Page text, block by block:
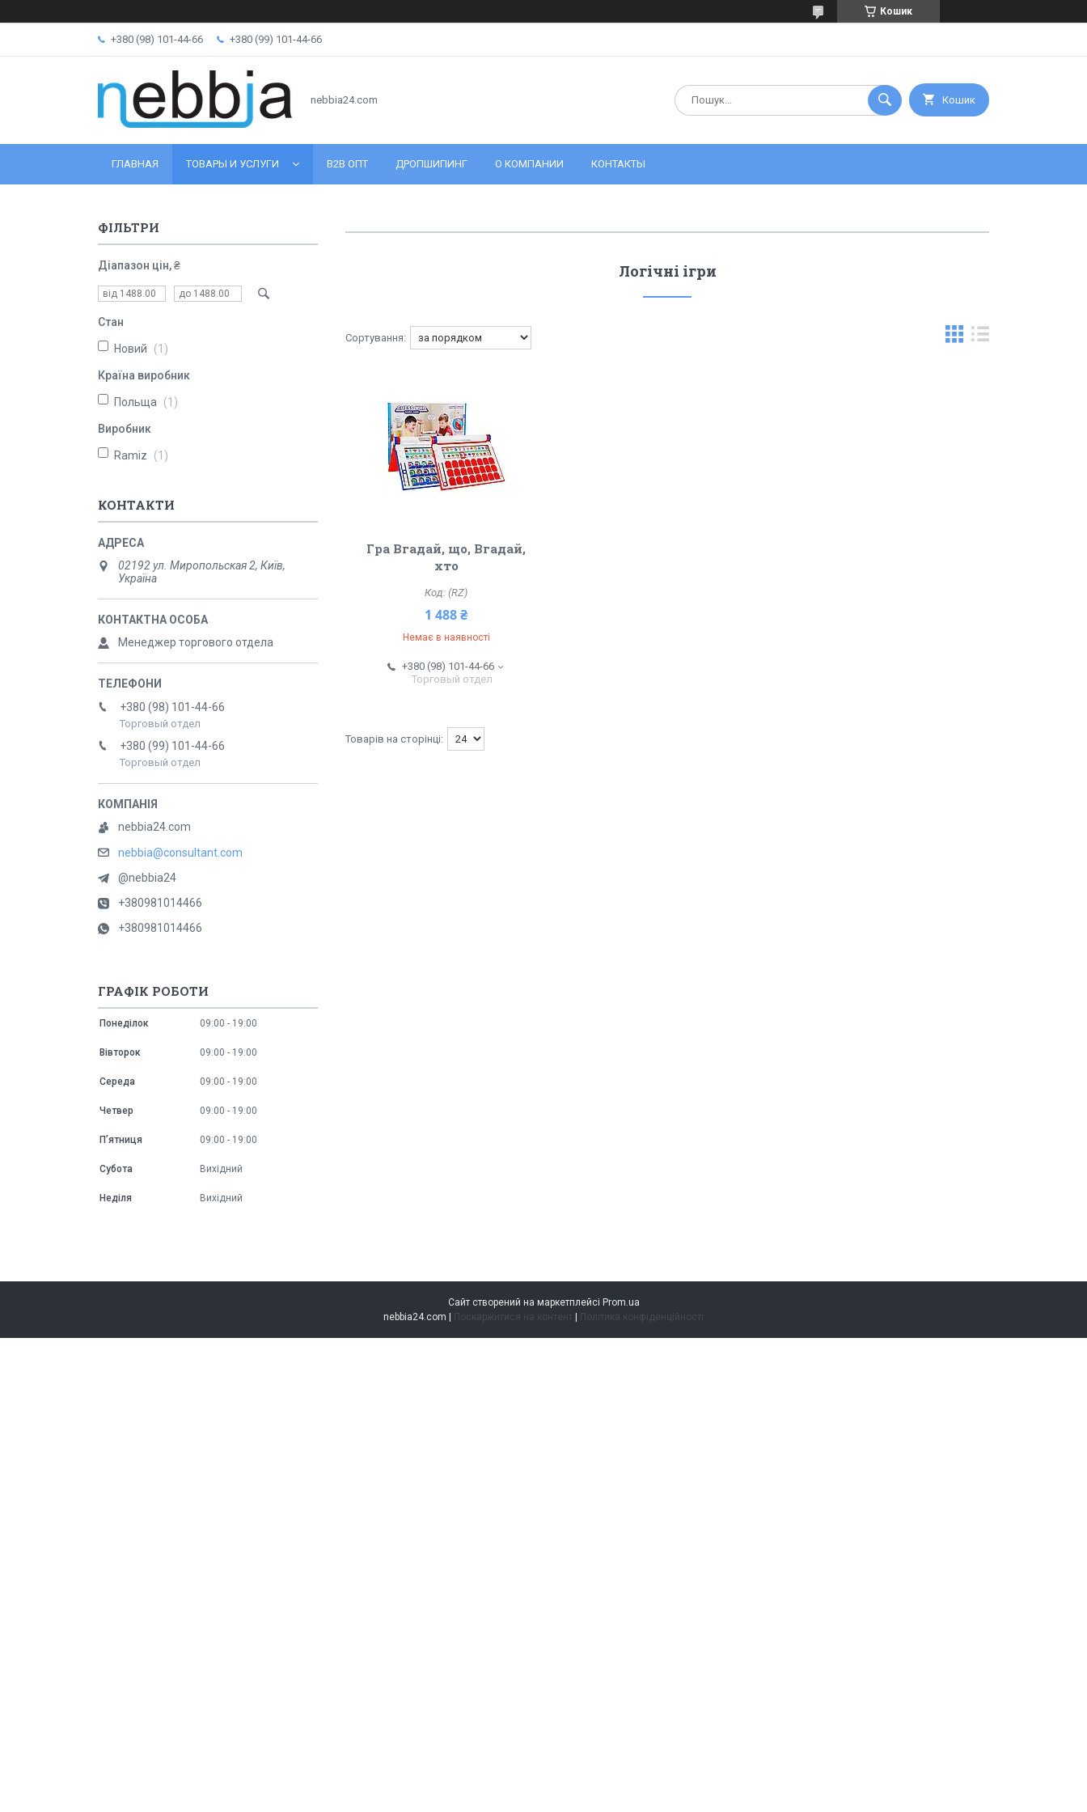
Кошик
+380 (98) 101-44-66 +380 (99) 101-44-66
nebbia24.com Кошик
ГЛАВНАЯ ТОВАРЫ И УСЛУГИ B2B ОПТ ДРОПШИПИНГ О КОМПАНИИ КОНТАКТЫ
Логічні ігри
Гра Вгадай, що, Вгадай,
хто
(RZ)
1 488 ₴
Немає в наявності
+380 (98) 101-44-66
Торговый отдел
ФІЛЬТРИ
Діапазон цін, ₴
Стан
Новий 1
Країна виробник
Польща 1
Виробник
Ramiz 1
КОНТАКТИ
02192 ул. Миропольская 2, Київ,
Україна
Менеджер торгового отдела
+380 (98) 101-44-66
Торговый отдел
+380 (99) 101-44-66
Торговый отдел
nebbia24.com
nebbia@consultant.com
@nebbia24
+380981014466
+380981014466
ГРАФІК РОБОТИ
Понеділок 09:00 19:00
Вівторок 09:00 19:00
Середа 09:00 19:00
Четвер 09:00 19:00
Пʼятниця 09:00 19:00
Субота Вихідний
Неділя Вихідний
Сайт створений на маркетплейсі Prom.ua
Поскаржитися на контент Політика конфіденційності